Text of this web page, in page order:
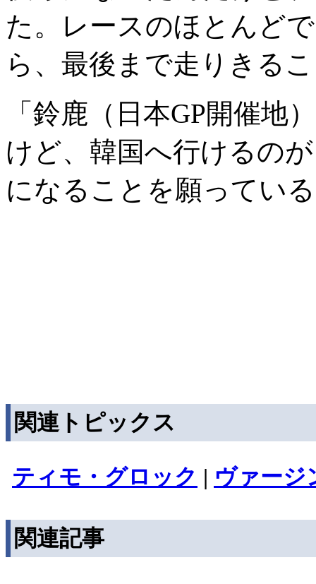
た。レースのほとんど
ら、最後まで走りきる
「鈴鹿（日本GP開催地
けど、韓国へ行けるの
になることを願ってい
関連トピックス
ティモ・グロック | ヴァージ
関連記事